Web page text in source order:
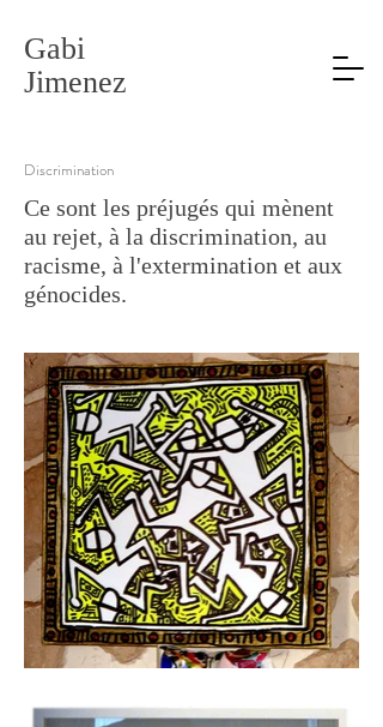
Gabi
Jimenez
Discrimination
Ce sont les préjugés qui mènent
au rejet, à la discrimination, au
racisme, à l'extermination et aux
génocides.